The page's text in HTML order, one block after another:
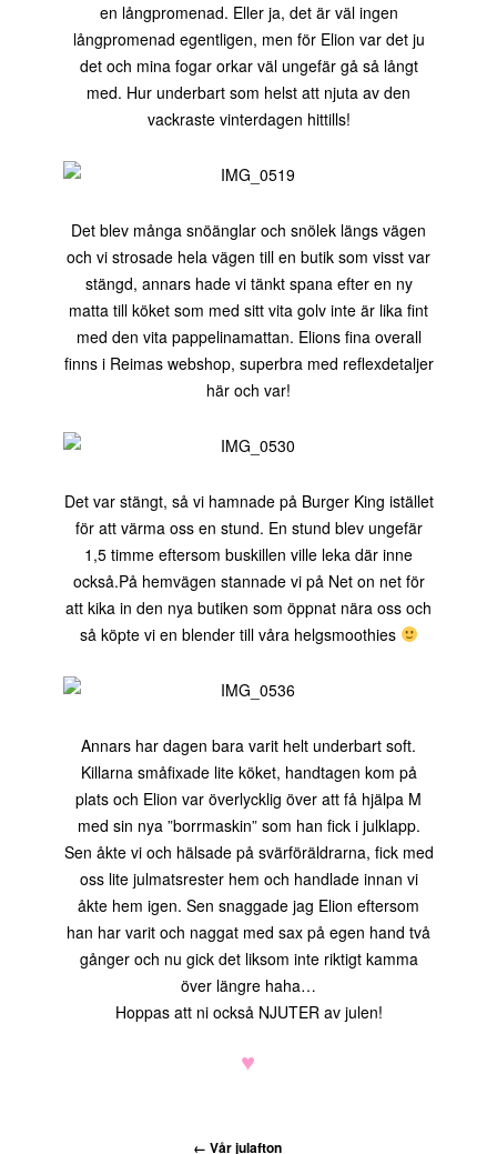
en långpromenad. Eller ja, det är väl ingen
långpromenad egentligen, men för Elion var det ju
det och mina fogar orkar väl ungefär gå så långt
med. Hur underbart som helst att njuta av den
vackraste vinterdagen hittills!
Det blev många snöänglar och snölek längs vägen
och vi strosade hela vägen till en butik som visst var
stängd, annars hade vi tänkt spana efter en ny
matta till köket som med sitt vita golv inte är lika fint
med den vita pappelinamattan. Elions fina overall
finns i Reimas webshop, superbra med reflexdetaljer
här och var!
Det var stängt, så vi hamnade på Burger King istället
för att värma oss en stund. En stund blev ungefär
1,5 timme eftersom buskillen ville leka där inne
också.På hemvägen stannade vi på Net on net för
att kika in den nya butiken som öppnat nära oss och
så köpte vi en blender till våra helgsmoothies
Annars har dagen bara varit helt underbart soft.
Killarna småfixade lite köket, handtagen kom på
plats och Elion var överlycklig över att få hjälpa M
med sin nya ”borrmaskin” som han fick i julklapp.
Sen åkte vi och hälsade på svärföräldrarna, fick med
oss lite julmatsrester hem och handlade innan vi
åkte hem igen. Sen snaggade jag Elion eftersom
han har varit och naggat med sax på egen hand två
gånger och nu gick det liksom inte riktigt kamma
över längre haha…
Hoppas att ni också NJUTER av julen!
♥
← Vår julafton